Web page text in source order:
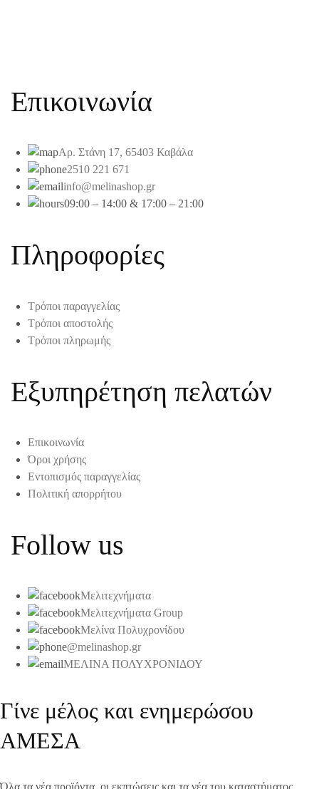
Επικοινωνία
Αρ. Στάνη 17, 65403 Καβάλα
2510 221 671
info@melinashop.gr
09:00 – 14:00 & 17:00 – 21:00
Πληροφορίες
Τρόποι παραγγελίας
Τρόποι αποστολής
Τρόποι πληρωμής
Εξυπηρέτηση πελατών
Επικοινωνία
Όροι χρήσης
Εντοπισμός παραγγελίας
Πολιτική απορρήτου
Follow us
Μελιτεχνήματα
Μελιτεχνήματα Group
Μελίνα Πολυχρονίδου
@melinashop.gr
ΜΕΛΙΝΑ ΠΟΛΥΧΡΟΝΙΔΟΥ
Γίνε μέλος και ενημερώσου
ΑΜΕΣΑ